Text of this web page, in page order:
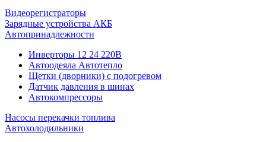
Видеорегистраторы
Зарядные устройства АКБ
Автопринадлежности
Инверторы 12 24 220В
Автоодеяла Автотепло
Щетки (дворники) с подогревом
Датчик давления в шинах
Автокомпрессоры
Насосы перекачки топлива
Автохолодильники